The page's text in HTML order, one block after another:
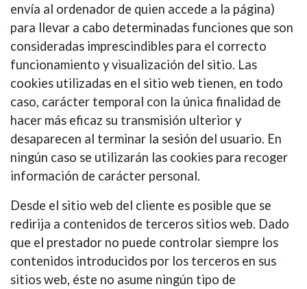
envía al ordenador de quien accede a la página)
para llevar a cabo determinadas funciones que son
consideradas imprescindibles para el correcto
funcionamiento y visualización del sitio. Las
cookies utilizadas en el sitio web tienen, en todo
caso, carácter temporal con la única finalidad de
hacer más eficaz su transmisión ulterior y
desaparecen al terminar la sesión del usuario. En
ningún caso se utilizarán las cookies para recoger
información de carácter personal.
Desde el sitio web del cliente es posible que se
redirija a contenidos de terceros sitios web. Dado
que el prestador no puede controlar siempre los
contenidos introducidos por los terceros en sus
sitios web, éste no asume ningún tipo de